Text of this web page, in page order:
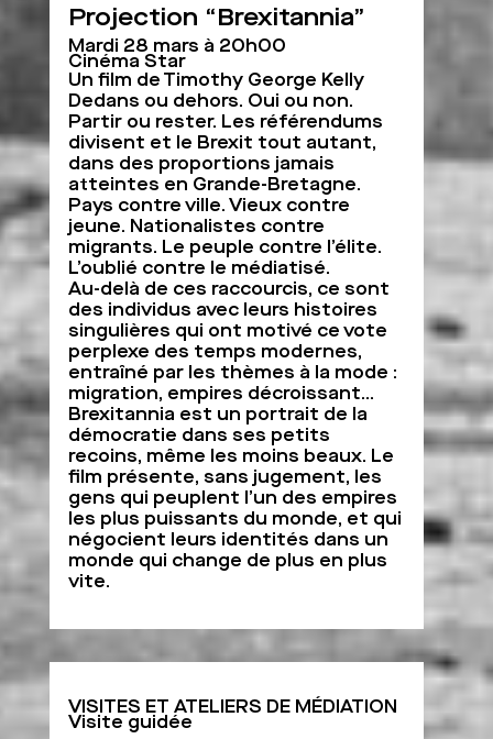
Projection “Brexitannia”
Mardi 28 mars à 20h00
Cinéma Star
Un film de Timothy George Kelly
Dedans ou dehors. Oui ou non.
Partir ou rester. Les référendums
divisent et le Brexit tout autant,
dans des proportions jamais
atteintes en Grande-Bretagne.
Pays contre ville. Vieux contre
jeune. Nationalistes contre
migrants. Le peuple contre l’élite.
L’oublié contre le médiatisé.
Au-delà de ces raccourcis, ce sont
des individus avec leurs histoires
singulières qui ont motivé ce vote
perplexe des temps modernes,
entraîné par les thèmes à la mode :
migration, empires décroissant…
Brexitannia est un portrait de la
démocratie dans ses petits
recoins, même les moins beaux. Le
film présente, sans jugement, les
gens qui peuplent l’un des empires
les plus puissants du monde, et qui
négocient leurs identités dans un
monde qui change de plus en plus
vite.
VISITES ET ATELIERS DE MÉDIATION
Visite guidée